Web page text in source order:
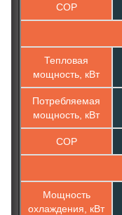
COP
Тепловая
мощность, кВт
Потребляемая
мощность, кВт
COP
Мощность
охлаждения, кВт